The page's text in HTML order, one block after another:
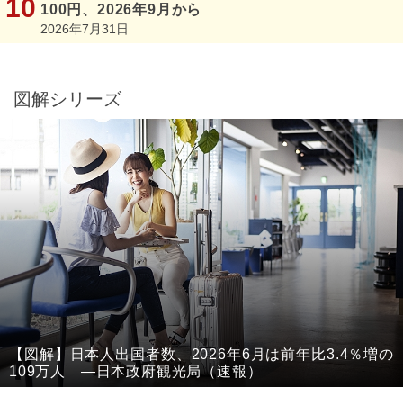
100円、2026年9月から
2026年7月31日
図解シリーズ
【図解】日本人出国者数、2026年6月は前年比3.4％増の
109万人 ―日本政府観光局（速報）